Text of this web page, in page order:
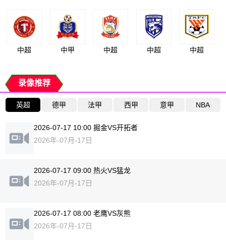
中超 中甲 中超 中超 中超
录像推荐
英超 德甲 法甲 西甲 意甲 NBA
2026-07-17 10:00 掘金VS开拓者
2026年-07月-17日
2026-07-17 09:00 热火VS猛龙
2026年-07月-17日
2026-07-17 08:00 老鹰VS灰熊
2026年-07月-17日